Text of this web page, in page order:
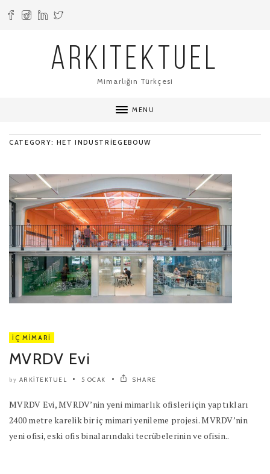
ARKITEKTUEL
Mimarlığın Türkçesi
MENU
CATEGORY: HET INDUSTRIEGEBOUW
İÇ MIMARI
MVRDV Evi
by ARKITEKTUEL 5 OCAK SHARE
MVRDV Evi, MVRDV’nin yeni mimarlık ofisleri için yaptıkları
2400 metre karelik bir iç mimari yenileme projesi. MVRDV’nin
yeni ofisi, eski ofis binalarındaki tecrübelerinin ve ofisin..